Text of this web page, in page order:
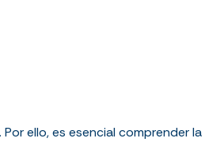
ello, es esencial comprender la